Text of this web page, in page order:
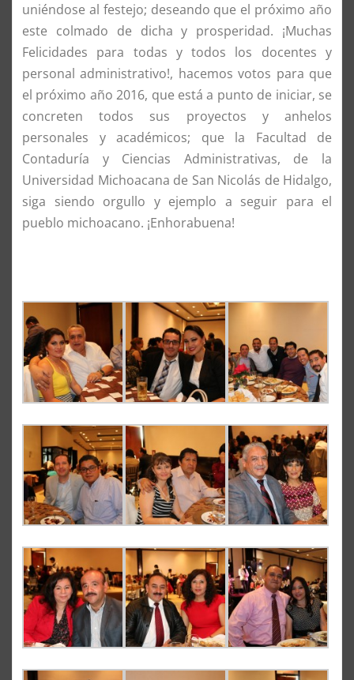
uniéndose al festejo; deseando que el próximo año
este colmado de dicha y prosperidad. ¡Muchas
Felicidades para todas y todos los docentes y
personal administrativo!, hacemos votos para que
el próximo año 2016, que está a punto de iniciar, se
concreten todos sus proyectos y anhelos
personales y académicos; que la Facultad de
Contaduría y Ciencias Administrativas, de la
Universidad Michoacana de San Nicolás de Hidalgo,
siga siendo orgullo y ejemplo a seguir para el
pueblo michoacano. ¡Enhorabuena!